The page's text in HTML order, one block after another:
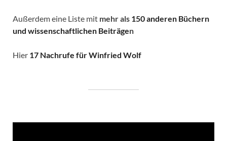
Außerdem eine Liste mit mehr als 150 anderen Büchern
und wissenschaftlichen Beiträgen
Hier 17 Nachrufe für Winfried Wolf